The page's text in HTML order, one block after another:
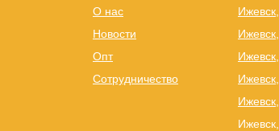
О нас
Новости
Опт
Сотрудничество